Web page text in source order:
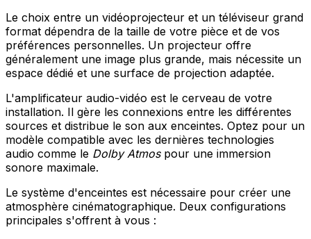
Le choix entre un vidéoprojecteur et un téléviseur grand
format dépendra de la taille de votre pièce et de vos
préférences personnelles. Un projecteur offre
généralement une image plus grande, mais nécessite un
espace dédié et une surface de projection adaptée.
L'amplificateur audio-vidéo est le cerveau de votre
installation. Il gère les connexions entre les différentes
sources et distribue le son aux enceintes. Optez pour un
modèle compatible avec les dernières technologies
audio comme le Dolby Atmospour une immersion
sonore maximale.
Le système d'enceintes est nécessaire pour créer une
atmosphère cinématographique. Deux configurations
principales s'offrent à vous :